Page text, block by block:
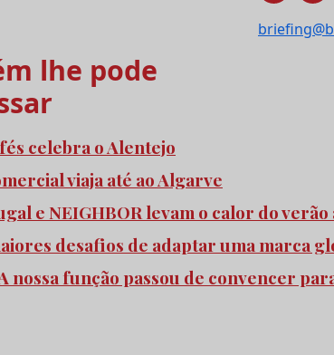
lhe pode
celebra o Alentejo
viaja até ao Algarve
e NEIGHBOR levam o calor do verão
desafios de adaptar uma marca
nossa função passou de convencer